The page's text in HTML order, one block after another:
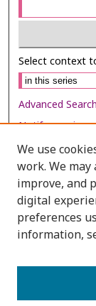
Select context
Advanced Search
Notify me via
Browse
Collections
Disciplines
Authors
We use
work. We
improve, and
digital
preferences
information,